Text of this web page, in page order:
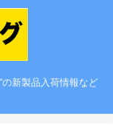
新製品入荷情報など